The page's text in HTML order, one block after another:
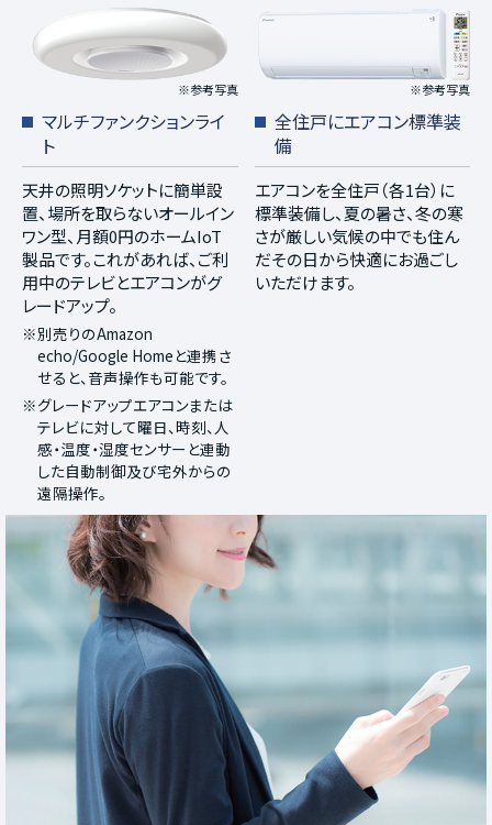
※参考写真
マルチファンクションライ
ト
天井の照明ソケットに簡単設
置、場所を取らないオールイン
ワン型、月額0円のホームIoT
製品です。これがあれば、ご利
用中のテレビとエアコンがグ
レードアップ。
※別売りのAmazon
echo/Google Homeと連携さ
せると、音声操作も可能です。
※グレードアップエアコンまたは
テレビに対して曜日、時刻、人
感・温度・湿度センサーと連動
した自動制御及び宅外からの
遠隔操作。
※参考写真
全住戸にエアコン標準装
備
エアコンを全住戸（各1台）に
標準装備し、夏の暑さ、冬の寒
さが厳しい気候の中でも住ん
だその日から快適にお過ごし
いただけます。